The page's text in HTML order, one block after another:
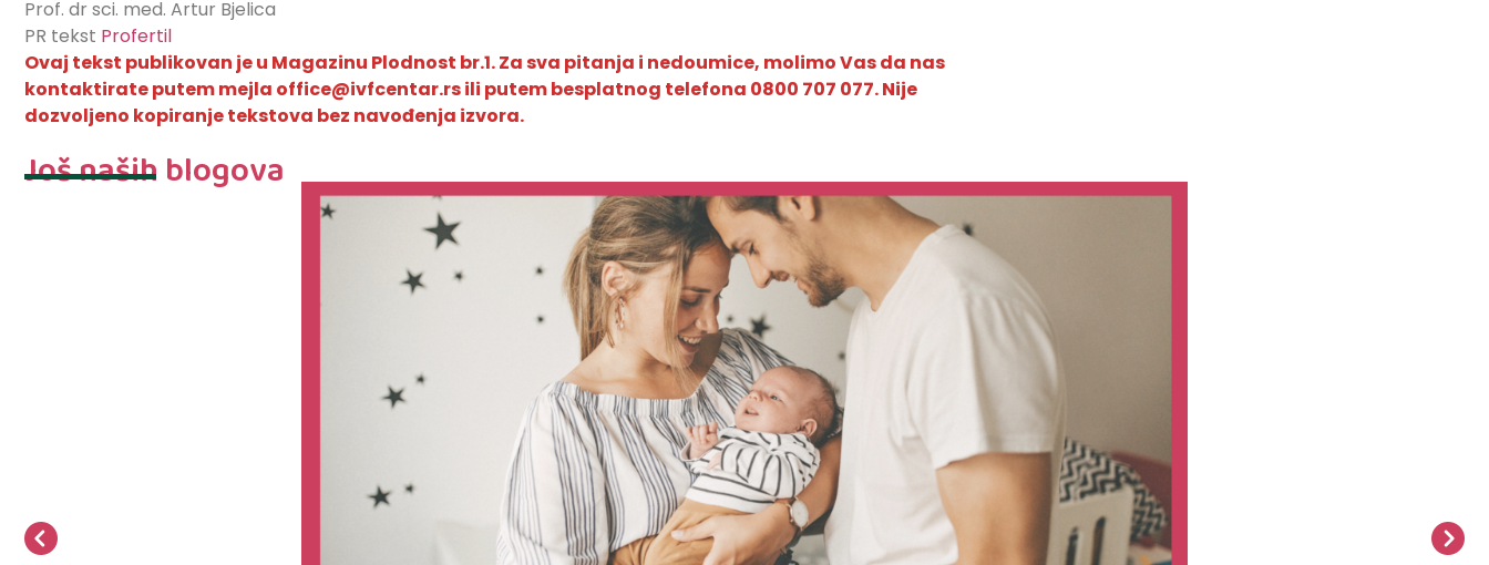
Prof. dr sci. med. Artur Bjelica
PR tekst Profertil
Ovaj tekst publikovan je u Magazinu Plodnost br.1. Za sva pitanja i nedoumice, molimo Vas da nas
kontaktirate putem mejla office@ivfcentar.rs ili putem besplatnog telefona 0800 707 077. Nije
dozvoljeno kopiranje tekstova bez navođenja izvora.
Još naših blogova